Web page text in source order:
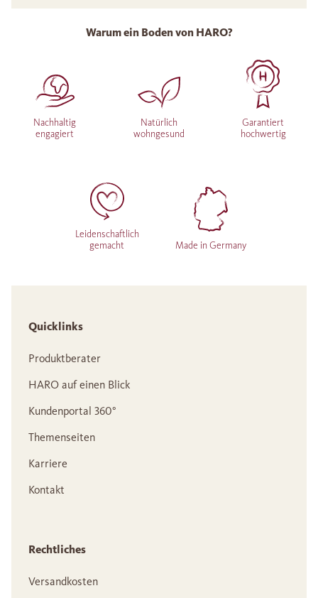
Warum ein Boden von HARO?
Nachhaltig
engagiert
Natürlich
wohngesund
Garantiert
hochwertig
Leidenschaftlich
gemacht
Made in Germany
Quicklinks
Produktberater
HARO auf einen Blick
Kundenportal 360°
Themenseiten
Karriere
Kontakt
Rechtliches
Versandkosten